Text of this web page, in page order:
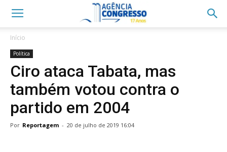
Início
Política
Ciro ataca Tabata, mas
também votou contra o
partido em 2004
Por Reportagem - 20 de julho de 2019 16:04